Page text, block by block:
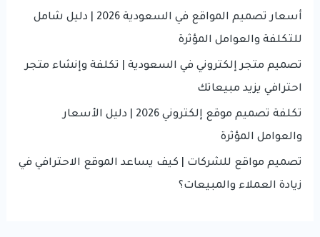
r
أسعار تصميم المواقع في السعودية 2026 | دليل شامل
للتكلفة والعوامل المؤثرة
تصميم متجر إلكتروني في السعودية | تكلفة وإنشاء متجر
احترافي يزيد مبيعاتك
تكلفة تصميم موقع إلكتروني 2026 | دليل الأسعار
والعوامل المؤثرة
تصميم مواقع للشركات | كيف يساعد الموقع الاحترافي في
زيادة العملاء والمبيعات؟